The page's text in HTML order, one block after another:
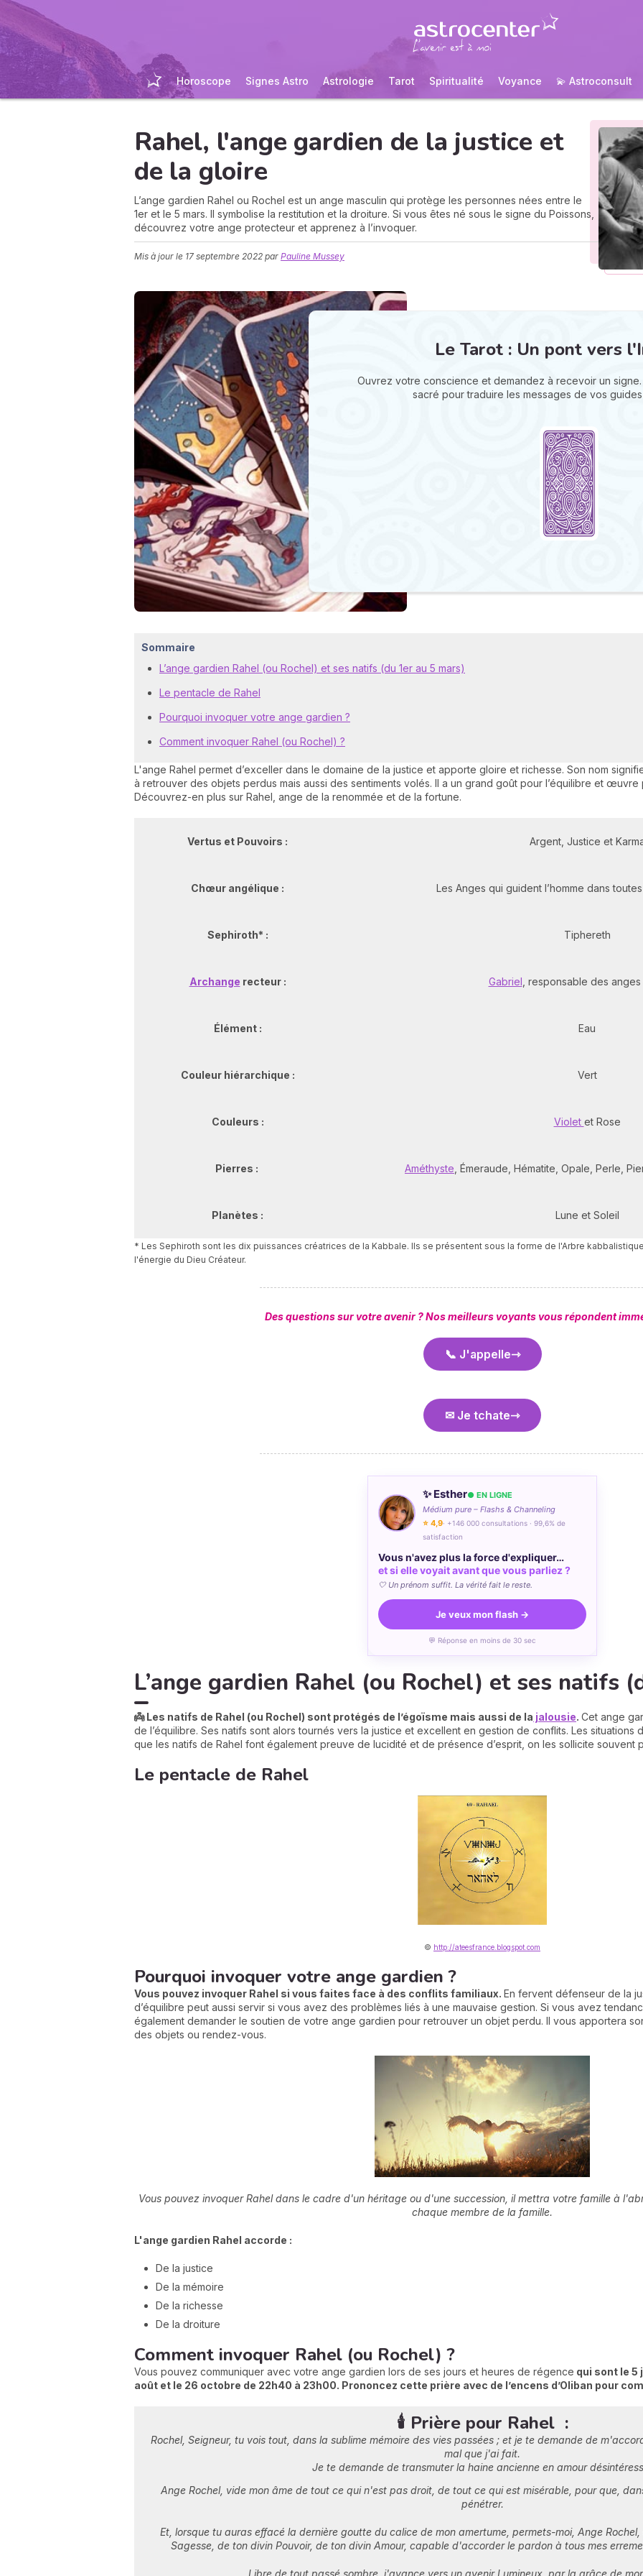
Horoscope Signes Astro Astrologie Tarot Spiritualité Voyance 💫 Astroconsult
Rahel, l'ange gardien de la justice et
de la gloire
L’ange gardien Rahel ou Rochel est un ange masculin qui protège les personnes nées entre le
1er et le 5 mars. Il symbolise la restitution et la droiture. Si vous êtes né sous le signe du Poissons,
découvrez votre ange protecteur et apprenez à l’invoquer.
Mis à jour le 17 septembre 2022 par Pauline Mussey
Le Tarot : Un pont vers
Ouvrez votre conscience et demandez à recevoir un
sacré pour traduire les messages de vos
Sommaire
L’ange gardien Rahel (ou Rochel) et ses natifs (du 1er au 5 mars)
Le pentacle de Rahel
Pourquoi invoquer votre ange gardien ?
Comment invoquer Rahel (ou Rochel) ?
L'ange Rahel permet d’exceller dans le domaine de la justice et apporte gloire et richesse. Son nom
à retrouver des objets perdus mais aussi des sentiments volés. Il a un grand goût pour l’équilibre et
Découvrez-en plus sur Rahel, ange de la renommée et de la fortune.
Vertus et Pouvoirs : Argent, Justice et
Chœur angélique : Les Anges qui guident l’homme dans
Sephiroth* : Tiphereth
Archange recteur : Gabriel , responsable des
Élément : Eau
Couleur hiérarchique : Vert
Couleurs : Violet et Rose
Pierres : Améthyste , Émeraude, Hématite, Opale, Perle,
Planètes : Lune et Soleil
* Les Sephiroth sont les dix puissances créatrices de la Kabbale. Ils se présentent sous la forme de l'Arbre
l'énergie du Dieu Créateur.
Des questions sur votre avenir ? Nos meilleurs voyants vous répondent
📞 J'appelle
✉ Je tchate
✨ Esther● EN LIGNE
Médium pure – Flashs & Channeling
⭐ 4,9· +146 000 consultations · 99,6% de
satisfaction
Vous n'avez plus la force d'expliquer…
et si elle voyait avant que vous parliez ?
🤍 Un prénom suffit. La vérité fait le reste.
Je veux mon flash →
💬 Réponse en moins de 30 sec
L’ange gardien Rahel (ou Rochel) et ses natifs
👼 Les natifs de Rahel (ou Rochel) sont protégés de l’égoïsme mais aussi de la jalousie. Cet ange
de l’équilibre. Ses natifs sont alors tournés vers la justice et excellent en gestion de conflits. Les situations
que les natifs de Rahel font également preuve de lucidité et de présence d’esprit, on les sollicite souvent
Le pentacle de Rahel
© http://ateesfrance.blogspot.com
Pourquoi invoquer votre ange gardien ?
Vous pouvez invoquer Rahel si vous faites face à des conflits familiaux. En fervent défenseur de la
d’équilibre peut aussi servir si vous avez des problèmes liés à une mauvaise gestion. Si vous avez
également demander le soutien de votre ange gardien pour retrouver un objet perdu. Il vous apportera
des objets ou rendez-vous.
Vous pouvez invoquer Rahel dans le cadre d'un héritage ou d'une succession, il mettra votre famille à
chaque membre de la famille.
L'ange gardien Rahel accorde :
De la justice
De la mémoire
De la richesse
De la droiture
Comment invoquer Rahel (ou Rochel) ?
Vous pouvez communiquer avec votre ange gardien lors de ses jours et heures de régence qui sont le 5
août et le 26 octobre de 22h40 à 23h00. Prononcez cette prière avec de l’encens d’Oliban pour
🕯️ Prière pour Rahel :
Rochel, Seigneur, tu vois tout, dans la sublime mémoire des vies passées ; et je te demande de
mal que j'ai fait.
Je te demande de transmuter la haine ancienne en amour
Ange Rochel, vide mon âme de tout ce qui n'est pas droit, de tout ce qui est misérable, pour que,
pénétrer.
Et, lorsque tu auras effacé la dernière goutte du calice de mon amertume, permets-moi, Ange
Sagesse, de ton divin Pouvoir, de ton divin Amour, capable d'accorder le pardon à tous mes
Libre de tout passé sombre, j'avance vers un avenir Lumineux, par la grâce de